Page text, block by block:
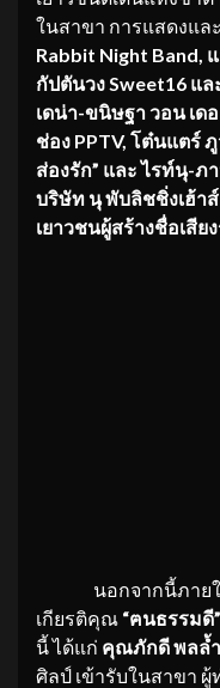
ในสาขา การแสดงแ
Rabbit Night Band,
กัปตันวง Sweet16 แล
เดน่า-ขนิษฐา วอน เด
ช่อง PPTV, โต๋นแตร์
ส่องรัก” และ ไรท์นุ-ภ
บริษัท นุ พับลิชชิ่งเฮ้า
เยาวชนผู้สร้างชื่อเสีย
นอกจากนี้ภายใน
เกียรติคุณ “ฅนธรรมดี”
นี้ ได้แก่ คุณภักดี พลล้ำ
ศิลป์ เข้ารับในสาขา